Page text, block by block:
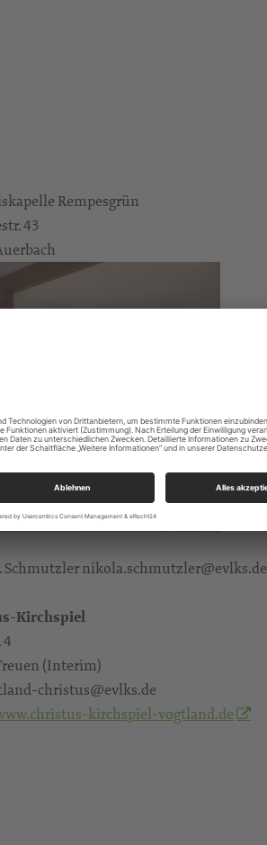
Rempesgrün
43
Schmutzler nikola.schmutzler@evlks.de
Kirchspiel
4
(Interim)
christus@evlks.de
kirchspiel-vogtland.de